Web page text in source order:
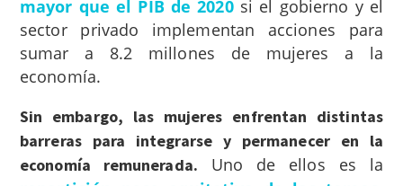
mayor que el PIB de 2020si el gobierno y el
sector privado implementan acciones para
sumar a 8.2 millones de mujeres a la
economía.
Sin embargo, las mujeres enfrentan distintas
barreras para integrarse y permanecer en la
economía remunerada. Uno de ellos es la